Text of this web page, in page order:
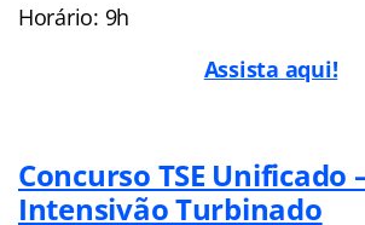
Horário: 9h
Assista aqui!
Concurso TSE Unificado
Intensivão Turbinado